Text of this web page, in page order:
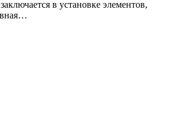
в установке элементов,